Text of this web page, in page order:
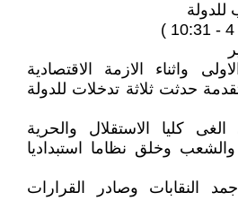
واثناء الازمة الاقتصادية
حدثت ثلاثة تدخلات للدولة
كليا الاستقلال والحرية
والشعب وخلق نظاما استبداديا
النقابات وصادر القرارات